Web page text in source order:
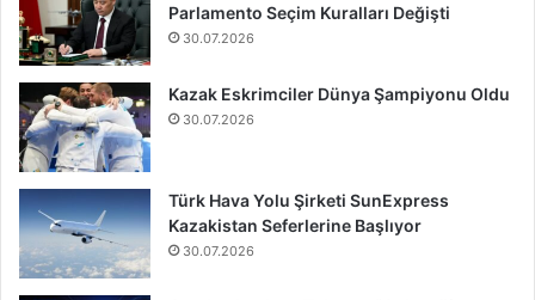
Parlamento Seçim Kuralları Değişti
30.07.2026
Kazak Eskrimciler Dünya Şampiyonu Oldu
30.07.2026
Türk Hava Yolu Şirketi SunExpress
Kazakistan Seferlerine Başlıyor
30.07.2026